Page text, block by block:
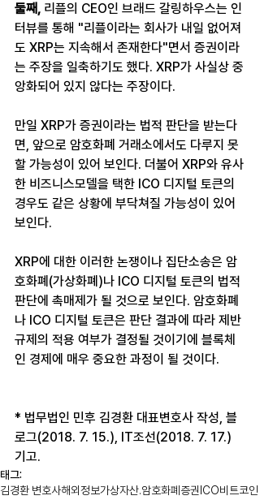
둘째, 리플의 CEO인 브래드 갈링하우스는 인
터뷰를 통해 "리플이라는 회사가 내일 없어져
도 XRP는 지속해서 존재한다"면서 증권이라
는 주장을 일축하기도 했다. XRP가 사실상 중
앙화되어 있지 않다는 주장이다.
만일 XRP가 증권이라는 법적 판단을 받는다
면, 앞으로 암호화폐 거래소에서도 다루지 못
할 가능성이 있어 보인다. 더불어 XRP와 유사
한 비즈니스모델을 택한 ICO 디지털 토큰의
경우도 같은 상황에 부닥쳐질 가능성이 있어
보인다.
XRP에 대한 이러한 논쟁이나 집단소송은 암
호화폐(가상화폐)나 ICO 디지털 토큰의 법적
판단에 촉매제가 될 것으로 보인다. 암호화폐
나 ICO 디지털 토큰은 판단 결과에 따라 제반
규제의 적용 여부가 결정될 것이기에 블록체
인 경제에 매우 중요한 과정이 될 것이다.
* 법무법인 민후 김경환 대표변호사 작성, 블
로그(2018. 7. 15.), IT조선(2018. 7. 17.)
기고.
태그:
김경환 변호사해외정보가상자산.암호화폐 증권 ICO비트코인